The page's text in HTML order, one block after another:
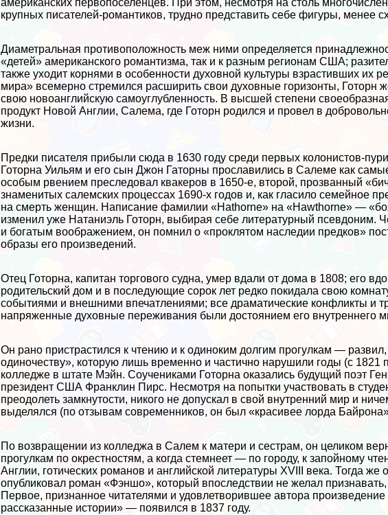
американских первопоселенцев. При этом, несмотря на столь
крупных писателей-романтиков, трудно представить себе фигуры, менее
Диаметральная противоположность меж ними определяется
«детей» американского романтизма, так и к разным регионам США;
также уходит корнями в особенности духовной культуры взрастивших их
мира» всемерно стремился расширить свои духовные горизонты, Готорн
свою новоанглийскую самоуглубленность. В высшей степени
продукт Новой Англии, Салема, где Готорн родился и провел в
жизни.
Предки писателя прибыли сюда в 1630 году среди первых колонистов-
Готорна Уильям и его сын Джон Гаторны прославились в Салеме как
особым рвением преследовал квакеров в 1650-е, второй, прозванный
знаменитых салемских процессах 1690-х годов и, как гласило семейное
на cмepть женщин. Написание фамилии «Hathorne» на «Hawthorne» —
изменил уже Натаниэль Готорн, выбирая себе литературный псевдоним.
и богатым воображением, он помнил о «проклятом наследии предков»
образы его произведений.
Отец Готорна, капитан торгового судна, умер вдали от дома в 1808; его
родительский дом и в последующие сорок лет редко покидала свою
событиями и внешними впечатлениями; все драматические конфликты и
напряженные духовные переживания были достоянием его внутреннего
Он рано пристрастился к чтению и к одиноким долгим прогулкам —
одиночеству», которую лишь временно и частично нарушили годы (с
колледже в штате Мэйн. Соучениками Готорна оказались будущий поэт
президент США Франклин Пирс. Несмотря на попытки участвовать в
преодолеть замкнутости, никого не допускал в свой внутренний мир и
выделялся (по отзывам современников, он был «красивее лорда
По возвращении из колледжа в Салем к матери и сестрам, он целиком
прогулкам по окрестностям, а когда стемнеет — по городу, к запойному
Англии, готических романов и английской литературы XVIII века. Тогда
опубликовал роман «Фэншо», который впоследствии не желал
Первое, признанное читателями и удовлетворившее автора
рассказанные истории» — появился в 1837 году.